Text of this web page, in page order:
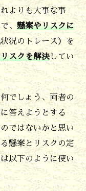
よりも大事な事
、 懸案やリスクに
況のトレース）を
スクを解決してい
でしょう、両者の
答えようとする
ではないかと思い
懸案とリスクの定
以下のように使い